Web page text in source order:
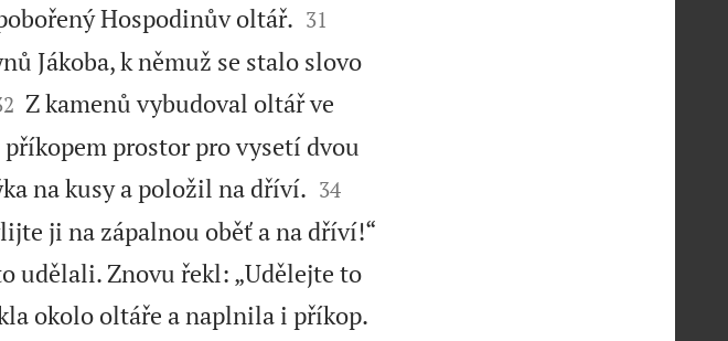
Hospodinův oltář.
31
Jákoba, k němuž se stalo slovo
Z kamenů vybudoval oltář ve
prostor pro vysetí dvou
na kusy a položil na dříví.
34
ji na zápalnou oběť a na dříví!“
udělali. Znovu řekl: „Udělejte to
okolo oltáře a naplnila i příkop.